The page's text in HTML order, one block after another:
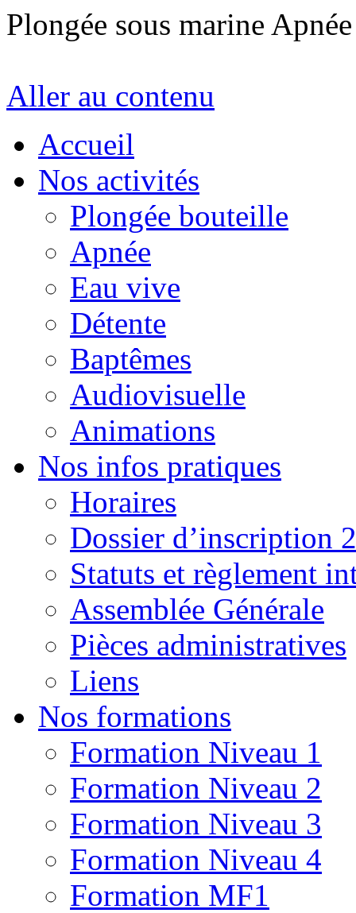
Plongée sous marine
Aller au contenu
Accueil
Nos activités
Plongée bouteille
Apnée
Eau vive
Détente
Baptêmes
Audiovisuelle
Animations
Nos infos pratiques
Horaires
Dossier d’inscription
Statuts et règlement
Assemblée Générale
Pièces administratives
Liens
Nos formations
Formation Niveau 1
Formation Niveau 2
Formation Niveau 3
Formation Niveau 4
Formation MF1